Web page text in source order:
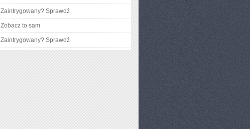
Zaintrygowany? Sprawdź
Zobacz to sam
Zaintrygowany? Sprawdź